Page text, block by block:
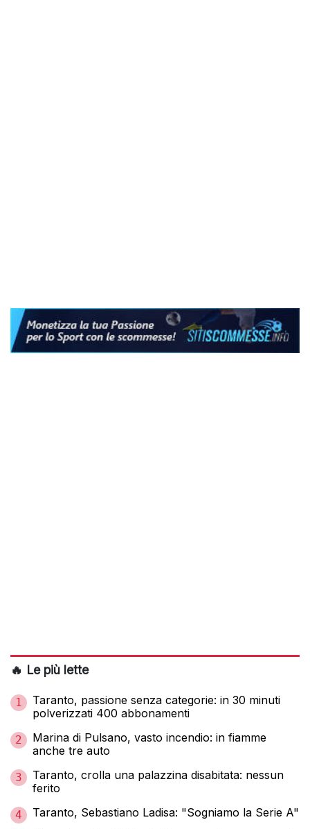
🔥 Le più lette
1
Taranto, passione senza categorie: in 30 minuti
polverizzati 400 abbonamenti
2
Marina di Pulsano, vasto incendio: in fiamme
anche tre auto
3
Taranto, crolla una palazzina disabitata: nessun
ferito
4 Taranto, Sebastiano Ladisa: "Sogniamo la Serie A"